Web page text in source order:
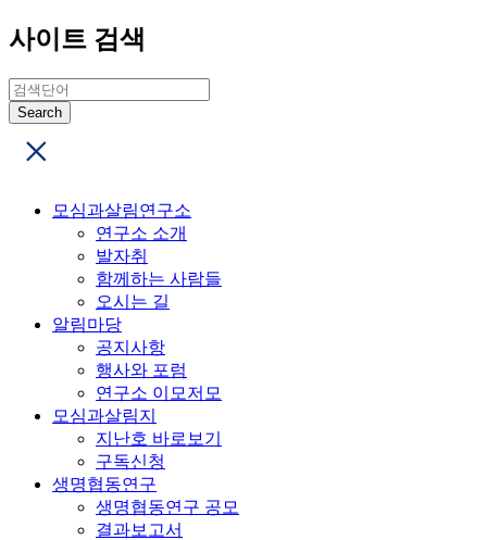
사이트 검색
모심과살림연구소
연구소 소개
발자취
함께하는 사람들
오시는 길
알림마당
공지사항
행사와 포럼
연구소 이모저모
모심과살림지
지난호 바로보기
구독신청
생명협동연구
생명협동연구 공모
결과보고서